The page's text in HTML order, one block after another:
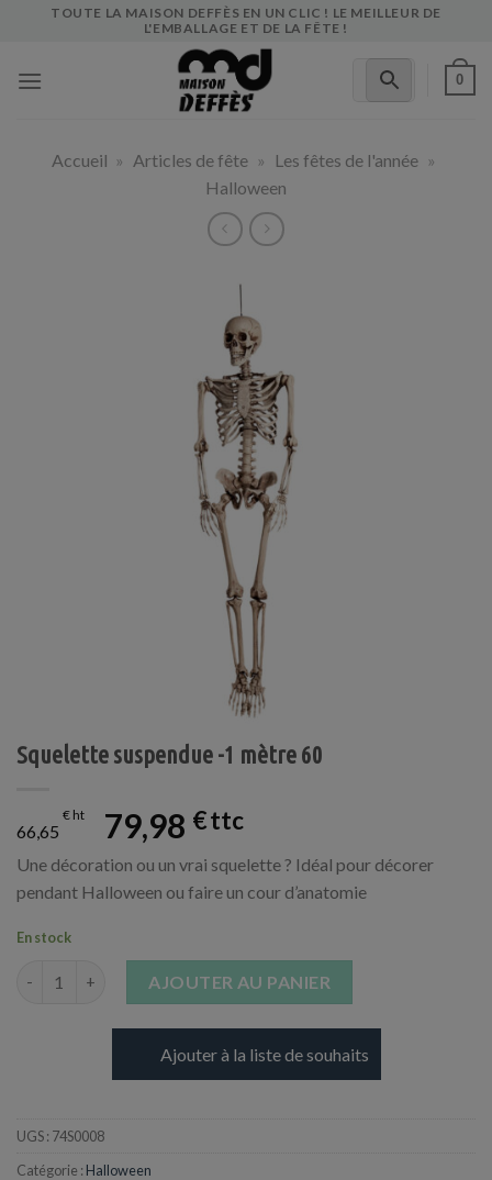
TOUTE LA MAISON DEFFÈS EN UN CLIC ! LE MEILLEUR DE
L'EMBALLAGE ET DE LA FÊTE !
0
Accueil » Articles de fête » Les fêtes de l'année »
Halloween
Squelette suspendue -1 mètre 60
66,65
€ 79,98 €
Une décoration ou un vrai squelette ? Idéal pour décorer
pendant Halloween ou faire un cour d’anatomie
En stock
AJOUTER AU PANIER
Ajouter à la liste de souhaits
UGS : 74S0008
Catégorie : Halloween